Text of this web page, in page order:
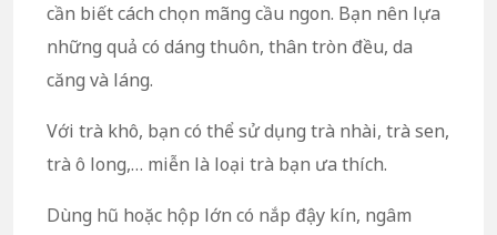
cần biết cách chọn mãng cầu ngon. Bạn nên lựa
những quả có dáng thuôn, thân tròn đều, da
căng và láng.
Với trà khô, bạn có thể sử dụng trà nhài, trà sen,
trà ô long,… miễn là loại trà bạn ưa thích.
Dùng hũ hoặc hộp lớn có nắp đậy kín, ngâm